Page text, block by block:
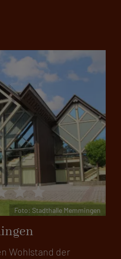
starstar
Foto: Stadthalle Memmingen
Wohlstand der